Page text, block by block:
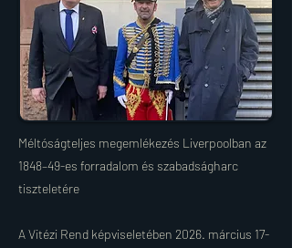
Méltóságteljes megemlékezés Liverpoolban az
1848–49-es forradalom és szabadságharc
tiszteletére
A Vitézi Rend képviseletében 2026. március 17-